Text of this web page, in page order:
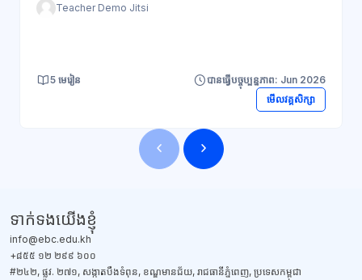
Teacher Demo Jitsi
5 មេរៀន
បានធ្វើបច្ចុប្បន្នភាព: Jun 2026
មើលវគ្គសិក្សា
ទាក់ទង​យើងខ្ញុំ
info@ebc.edu.kh
+៨៥៥ ១២ ២៩៩ ៦០០
#២៤២, ផ្លូវ. ២៧១, សង្កាតបឹងទំពុន, ខណ្ឌមានជ័យ, រាជធានីភ្នំពេញ, ប្រទេសកម្ពុជា